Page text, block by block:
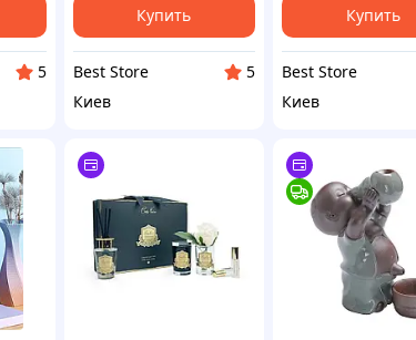
5
Купить
Best Store
5
Киев
Купить
Best Store
Киев